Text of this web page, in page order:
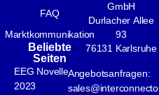
FAQ
Marktkommunikation
Beliebte
Seiten
EEG Novelle
2023
GmbH
Durlacher Allee
93
76131 Karlsruhe
Angebotsanfragen: